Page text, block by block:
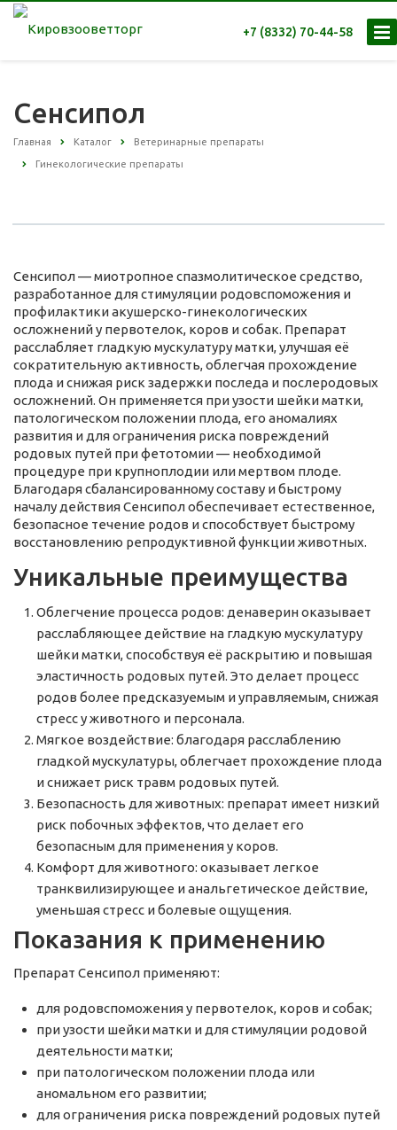
+7 (8332) 70-44-58
Сенсипол
Главная Каталог Ветеринарные препараты
Гинекологические препараты
Сенсипол — миотропное спазмолитическое средство,
разработанное для стимуляции родовспоможения и
профилактики акушерско-гинекологических
осложнений у первотелок, коров и собак. Препарат
расслабляет гладкую мускулатуру матки, улучшая её
сократительную активность, облегчая прохождение
плода и снижая риск задержки последа и послеродовых
осложнений. Он применяется при узости шейки матки,
патологическом положении плода, его аномалиях
развития и для ограничения риска повреждений
родовых путей при фетотомии — необходимой
процедуре при крупноплодии или мертвом плоде.
Благодаря сбалансированному составу и быстрому
началу действия Сенсипол обеспечивает естественное,
безопасное течение родов и способствует быстрому
восстановлению репродуктивной функции животных.
Уникальные преимущества
Облегчение процесса родов: денаверин оказывает
расслабляющее действие на гладкую мускулатуру
шейки матки, способствуя её раскрытию и повышая
эластичность родовых путей. Это делает процесс
родов более предсказуемым и управляемым, снижая
стресс у животного и персонала.
Мягкое воздействие: благодаря расслаблению
гладкой мускулатуры, облегчает прохождение плода
и снижает риск травм родовых путей.
Безопасность для животных: препарат имеет низкий
риск побочных эффектов, что делает его
безопасным для применения у коров.
Комфорт для животного: оказывает легкое
транквилизирующее и анальгетическое действие,
уменьшая стресс и болевые ощущения.
Показания к применению
Препарат Сенсипол применяют:
для родовспоможения у первотелок, коров и собак;
при узости шейки матки и для стимуляции родовой
деятельности матки;
при патологическом положении плода или
аномальном его развитии;
для ограничения риска повреждений родовых путей